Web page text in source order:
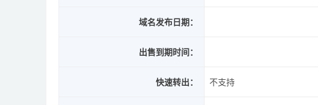
域名发布日期：
出售到期时间：
快速转出： 不支持